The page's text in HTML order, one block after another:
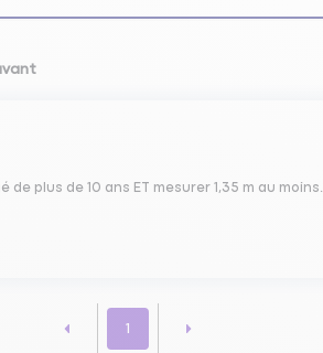
plus de 10 ans ET mesurer 1,35 m au moins.
1